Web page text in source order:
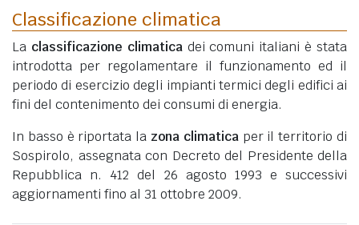
Classificazione climatica
La classificazione climaticadei comuni italiani è stata
introdotta per regolamentare il funzionamento ed il
periodo di esercizio degli impianti termici degli edifici ai
fini del contenimento dei consumi di energia.
In basso è riportata la zona climaticaper il territorio di
Sospirolo, assegnata con Decreto del Presidente della
Repubblica n. 412 del 26 agosto 1993 e successivi
aggiornamenti fino al 31 ottobre 2009.